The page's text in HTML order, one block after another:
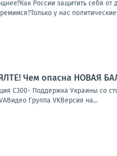
России защитить себя
у нас
Чем опасна НОВАЯ
С300- Поддержка Украины
Группа VKВерсия на...